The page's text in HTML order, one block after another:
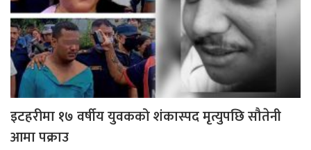
इटहरीमा १७ वर्षीय युवकको शंकास्पद मृत्युपछि सौतेनी
आमा पक्राउ